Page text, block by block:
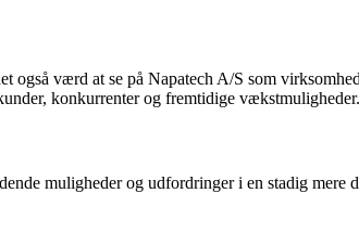
også værd at se på Napatech A/S som
konkurrenter og fremtidige vækstmuligheder.
muligheder og udfordringer i en stadig